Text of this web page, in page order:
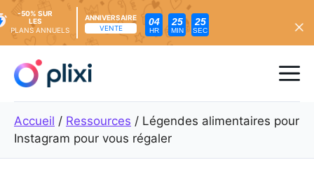
content
-50% SUR
LES
PLANS ANNUELS
ANNIVERSAIRE
VENTE
04
HR
25
MIN
23
SEC
Accueil / Ressources / Légendes alimentaires pour
Instagram pour vous régaler